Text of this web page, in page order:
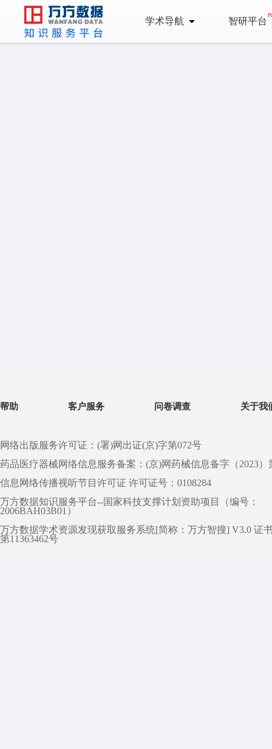
学术导航 智研平台
帮助 客户服务 问卷调查 关于我
网络出版服务许可证：(署)网出证(京)字第072号
药品医疗器械网络信息服务备案：(京)网药械信息备字（2023）
信息网络传播视听节目许可证 许可证号：0108284
万方数据知识服务平台--国家科技支撑计划资助项目（编号：
2006BAH03B01）
万方数据学术资源发现获取服务系统[简称：万方智搜] V3.0 证
第11363462号